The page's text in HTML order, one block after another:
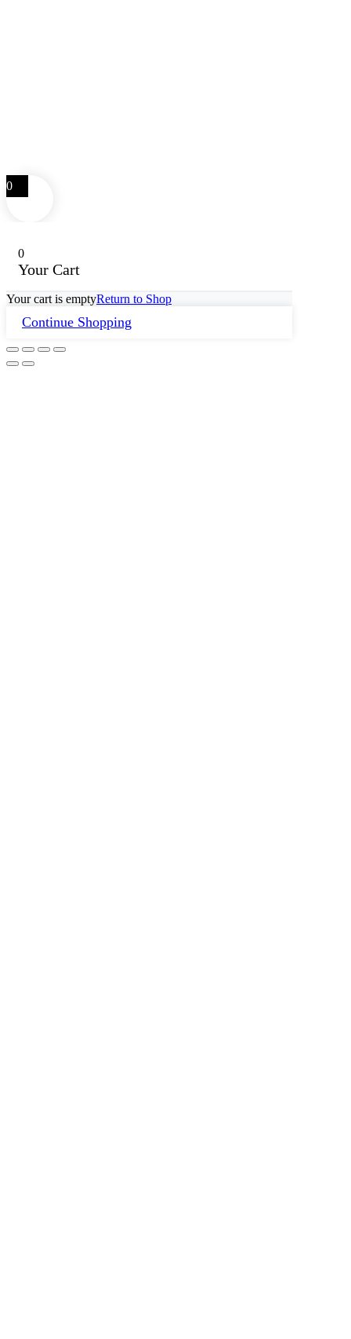
0
0
Your Cart
Your cart is emptyReturn to Shop
Continue Shopping